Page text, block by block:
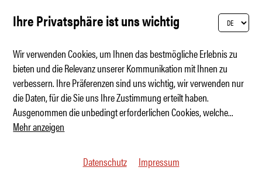
Welche Marke hat den besten Umweltschutz
Ihre Privatsphäre ist uns wichtig
Wir verwenden Cookies, um Ihnen das bestmögliche Erlebnis zu
bieten und die Relevanz unserer Kommunikation mit Ihnen zu
verbessern. Ihre Präferenzen sind uns wichtig, wir verwenden nur
die Daten, für die Sie uns Ihre Zustimmung erteilt haben.
Ausgenommen die unbedingt erforderlichen Cookies, welche...
Mehr anzeigen
Datenschutz Impressum